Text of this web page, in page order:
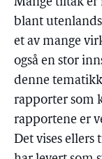
blant
et av mange
også en stor
denne
rapporter som
rapportene er
Det vises